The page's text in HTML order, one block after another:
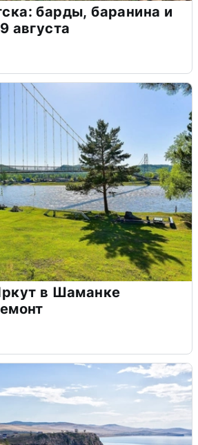
барды, баранина и
августа
в Шаманке